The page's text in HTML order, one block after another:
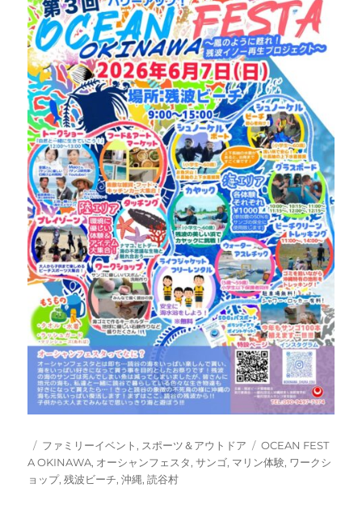
投
稿
日:
カ
テ
ゴ
ファミリーイベント, スポーツ＆アウトドア
タ
グ
OCEAN FEST
A OKINAWA, オーシャンフェスタ,サンゴ, マリン体験, ワークシ
ョップ,残波ビーチ,沖縄,読谷村